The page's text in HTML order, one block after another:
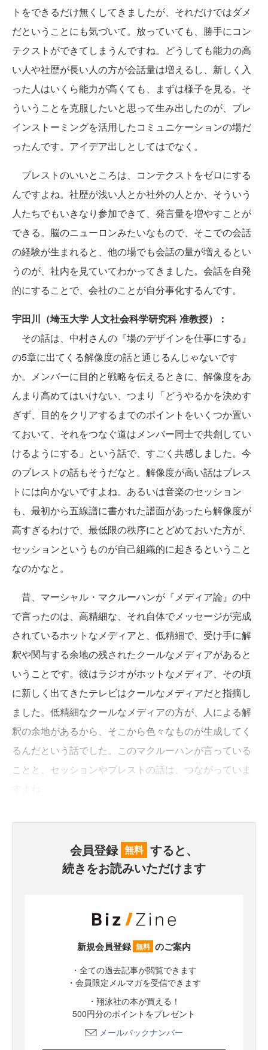
トをできるだけ無くしてきましたが、それだけではダメ
だということにも気づいて。放っていても、勝手にコン
テクストができてしまうんですね。どうしても能力の高
い人や社歴が長い人の方が会話量は増えるし、新しく入
った人はいくら能力が高くても、まずは様子を見る。そ
ういうことを克服したいと思って生み出したのが、ブレ
インストーミングを活用したコミュニケーションの場だ
ったんです。アイデア出しとしてはでなく。
ブレストのいいところは、コンテクストをゼロにする
んですよね。社歴が浅い人とか社外の人とか、そういう
人たちでもいきなり参加できて、発言量を増やすことが
できる。脳のニューロンみたいなもので、そこでの会話
の経験が生まれると、他の場でも会話の量が増えるとい
うのが、社内を見ていてわかってきました。会話を自発
的にすることで、会社のことが自分事化するんです。
宇田川（埼玉大学 人文社会科学研究科 准教授）：
その話は、中村さんの『場のデザインを仕事にする』
の5章に出てくる解像度の話と通じるんじゃないです
か。メンバーに目的と戦略を伝えるときに、解像度をあ
んまり高めてはいけない、つまり「どうやるかを決めす
ぎず、目的をクリアするまでのポイントをいくつか置い
ておいて、それをつなぐ道はメンバー同士で共創してい
けるようにする」という話で、すごく共感しました。今
のブレストの話もそうだなと。解像度が高い話はブレス
トには向かないですよね。あるいは音楽のセッション
も、最初から五線譜に書かれた譜面があったら解像度が
高すぎるわけで、最低限の秩序にとどめておいた方が、
セッションというものが自己組織的に起きるということ
なのかなと。
昔、マーシャル・マクルーハンが『メディア論』の中
で言ったのは、高精細な、それ自体でメッセージが完成
されているホットなメディアと、低精細で、受け手に解
釈や関与する余地の残されたクールなメディアがあると
いうことです。彼はラジオがホットなメディア、その頃
に新しく出てきたテレビはクールなメディアだと指摘し
ました。低精細なクールなメディアの方が、人による解
釈の余地があるから、そこから色々なものが生成してく
るんだという話でした。このマクルーハンが言っている
ことと、セッションやブレストの話は、つながっていま
会員登録 無料 すると、
続きをお読みいただけます
新規会員登録 無料 のご案内
・全ての過去記事が閲覧できます
・会員限定メルマガを受信できます
・翔泳社の本が買える！
500円分のポイントをプレゼント
メールバックナンバー